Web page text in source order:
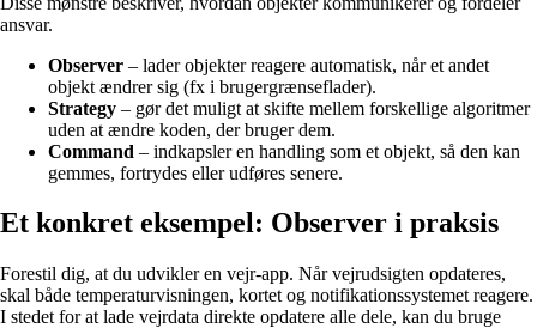
ansvar.
Observer – lader objekter reagere automatisk, når et andet
objekt ændrer sig (fx i brugergrænseflader).
Strategy – gør det muligt at skifte mellem forskellige algoritmer
uden at ændre koden, der bruger dem.
Command – indkapsler en handling som et objekt, så den kan
gemmes, fortrydes eller udføres senere.
Et konkret eksempel: Observer i praksis
Forestil dig, at du udvikler en vejr-app. Når vejrudsigten opdateres,
skal både temperaturvisningen, kortet og notifikationssystemet reagere.
I stedet for at lade vejrdata direkte opdatere alle dele, kan du bruge